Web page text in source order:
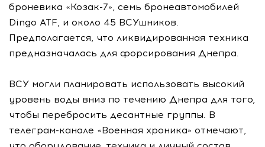
броневика «Козак-7», семь бронеавтомобилей
Dingo ATF, и около 45 ВСУшников.
Предполагается, что ликвидированная техника
предназначалась для форсирования Днепра.
ВСУ могли планировать использовать высокий
уровень воды вниз по течению Днепра для того,
чтобы перебросить десантные группы. В
телеграм-канале «Военная хроника» отмечают,